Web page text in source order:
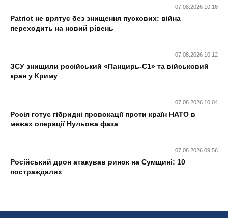
07.08.2026 10:16
Patriot не врятує без знищення пускових: війна
переходить на новий рівень
07.08.2026 10:12
ЗСУ знищили російський «Панцирь-С1» та військовий
кран у Криму
07.08.2026 10:04
Росія готує гібридні провокації проти країн НАТО в
межах операції Нульова фаза
07.08.2026 09:56
Російський дрон атакував ринок на Сумщині: 10
постраждалих